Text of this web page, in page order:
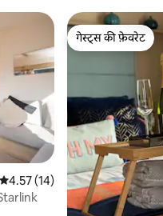
औसत रेटिंग 5 में से 4.57, 14 समीक्षाएँ
4.57 (14)
गेस्ट्स की फ़ेवरेट
गेस्ट्स की फ़ेवरेट